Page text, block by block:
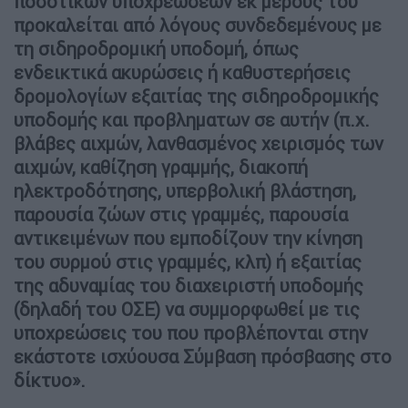
προκαλείται από λόγους συνδεδεμένους με
τη σιδηροδρομική υποδομή, όπως
ενδεικτικά ακυρώσεις ή καθυστερήσεις
δρομολογίων εξαιτίας της σιδηροδρομικής
υποδομής και προβληματων σε αυτήν (π.χ.
βλάβες αιχμών, λανθασμένος χειρισμός των
αιχμών, καθίζηση γραμμής, διακοπή
ηλεκτροδότησης, υπερβολική βλάστηση,
παρουσία ζώων στις γραμμές, παρουσία
αντικειμένων που εμποδίζουν την κίνηση
του συρμού στις γραμμές, κλπ) ή εξαιτίας
της αδυναμίας του διαχειριστή υποδομής
(δηλαδή του ΟΣΕ) να συμμορφωθεί με τις
υποχρεώσεις του που προβλέπονται στην
εκάστοτε ισχύουσα Σύμβαση πρόσβασης στο
δίκτυο».